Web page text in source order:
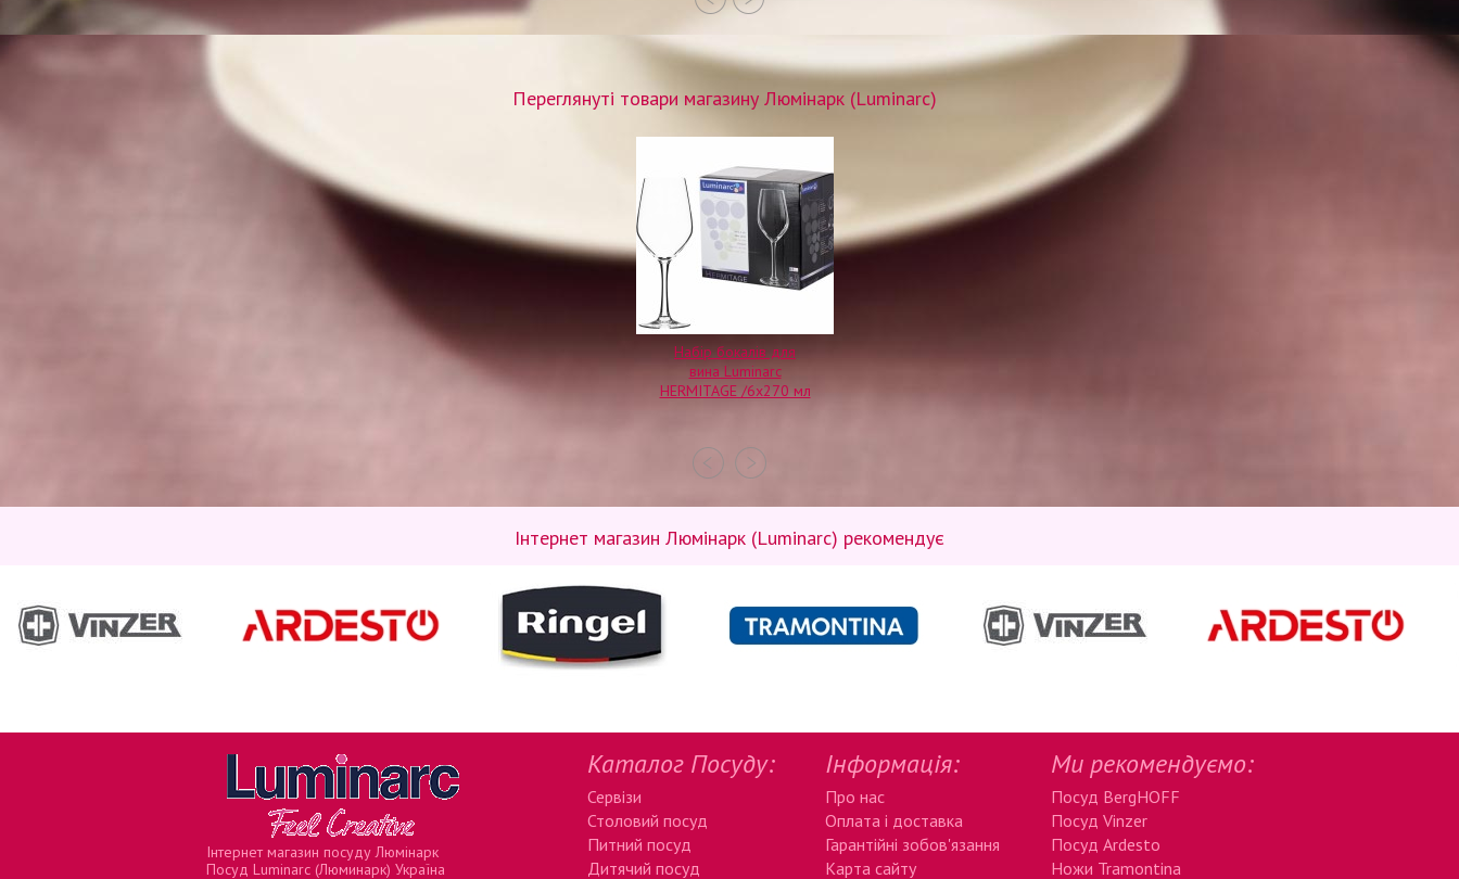
Переглянуті товари магазину Люмінарк (Luminarc)
Набір бокалів для
вина Luminarc
HERMITAGE /6x270 мл
Інтернет магазин Люмінарк (Luminarc) рекомендує
Інтернет магазин посуду Люмінарк
Посуд Luminarc (Люминарк) Україна
Каталог Посуду:
Сервізи
Столовий посуд
Питний посуд
Дитячий посуд
Інформація:
Про нас
Оплата і доставка
Гарантійні зобов'язання
Карта сайту
Ми рекомендуємо:
Посуд BergHOFF
Посуд Vinzer
Посуд Ardesto
Ножи Tramontina